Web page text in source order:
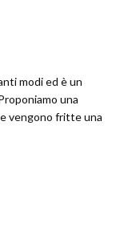
modi ed è un
una
vengono fritte una